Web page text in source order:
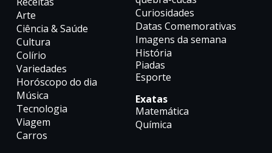
Arte
Ciência & Saúde
Cultura
Colírio
Variedades
Horóscopo do dia
Música
Tecnologia
Viagem
Carros
Curiosidades
Datas Comemorativas
Imagens da semana
História
Piadas
Esporte
Exatas
Matemática
Química